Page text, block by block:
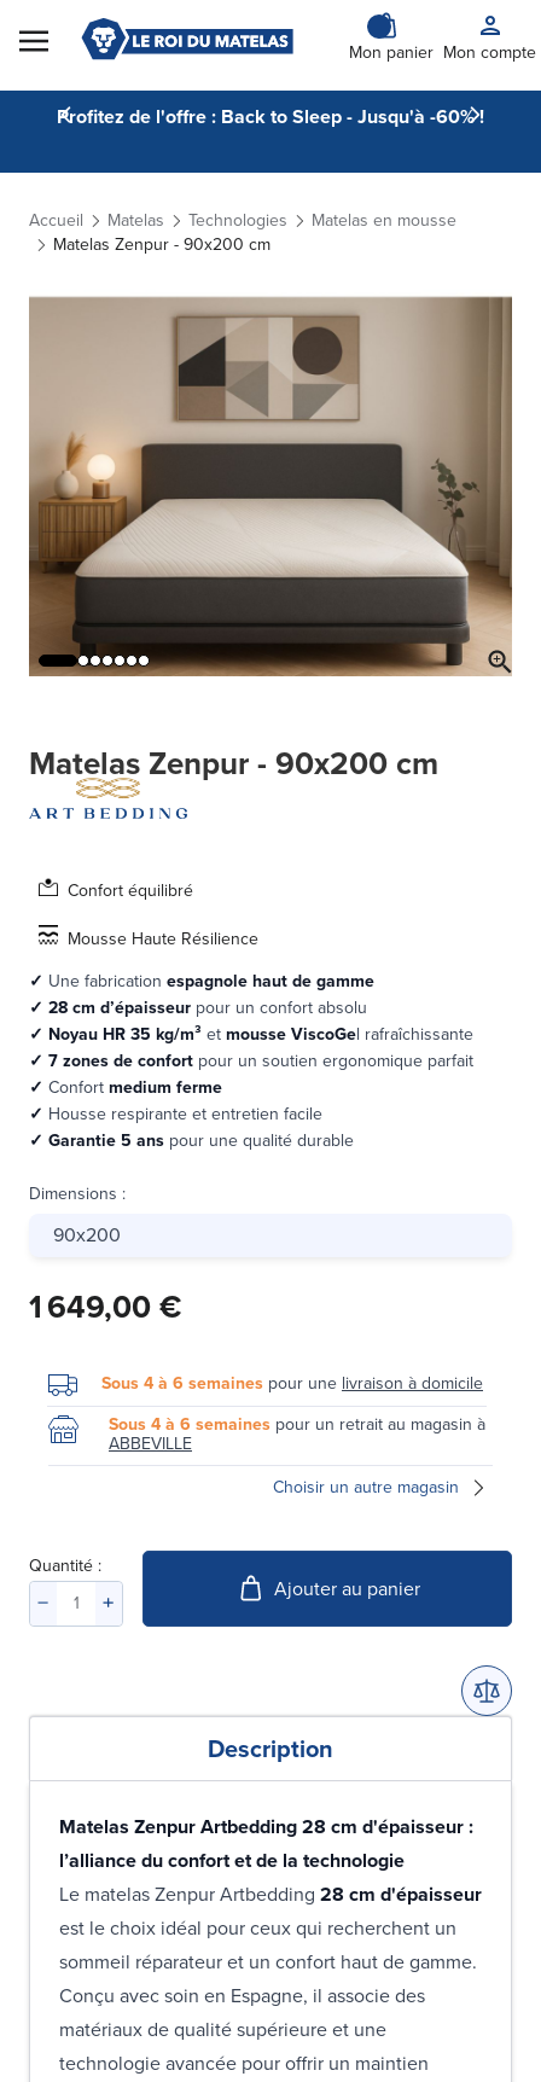
Skip to Content
Mon panier Mon compte
Profitez de l'offre : Back to Sleep - Jusqu'à -60% !
Accueil Matelas Technologies
Matelas en mousse
Matelas Zenpur - 90x200 cm
Matelas Zenpur - 90x200 cm
Confort équilibré
Mousse Haute Résilience
✓ Une fabrication espagnole haut de gamme
✓ 28 cm d’épaisseur pour un confort absolu
✓ Noyau HR 35 kg/m³ etmousse ViscoGel rafraîchissante
✓ 7 zones de confort pour un soutien ergonomique parfait
✓ Confortmedium ferme
✓ Housse respirante et entretien facile
✓ Garantie 5 ans pour une qualité durable
Dimensions :
90x200
1 649,00 €
Sous 4 à 6 semaines pour unelivraison à domicile
Sous 4 à 6 semaines pour un retrait au magasin à
ABBEVILLE
Choisir un autre magasin
Quantité :
Ajouter au panier
Description
Matelas Zenpur Artbedding 28 cm d'épaisseur :
l’alliance du confort et de la technologie
Le matelas Zenpur Artbedding 28 cm d'épaisseur
est le choix idéal pour ceux qui recherchent un
sommeil réparateur et un confort haut de gamme.
Conçu avec soin en Espagne, il associe des
matériaux de qualité supérieure et une
technologie avancée pour offrir un maintien